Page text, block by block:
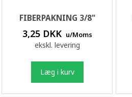
FIBERPAKNING 3/8"
3,25 DKK u/Moms
ekskl. levering
Læg i kurv